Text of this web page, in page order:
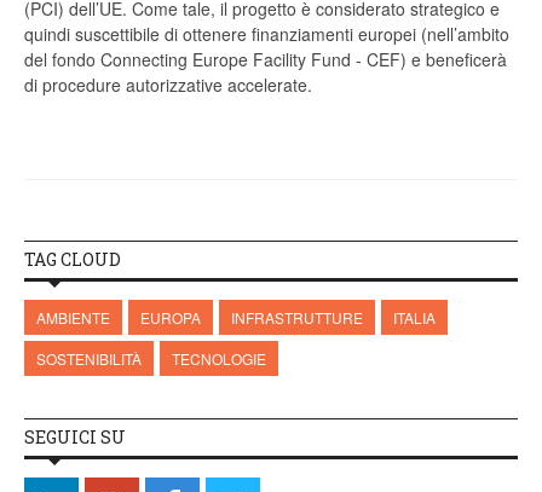
(PCI) dell’UE. Come tale, il progetto è considerato strategico e
quindi suscettibile di ottenere finanziamenti europei (nell’ambito
del fondo Connecting Europe Facility Fund - CEF) e beneficerà
di procedure autorizzative accelerate.
TAG CLOUD
AMBIENTE EUROPA INFRASTRUTTURE
ITALIA
SOSTENIBILITÀ
TECNOLOGIE
SEGUICI SU